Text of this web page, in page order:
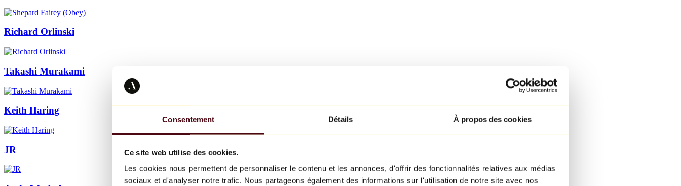
Consentement Détails À propos des cookies
Ce site web utilise des cookies.
Les cookies nous permettent de personnaliser le contenu et les annonces, d'offrir des fonctionnalités relatives aux médias
sociaux et d'analyser notre trafic. Nous partageons également des informations sur l'utilisation de notre site avec nos
Richard Orlinski
Takashi Murakami
Keith Haring
JR